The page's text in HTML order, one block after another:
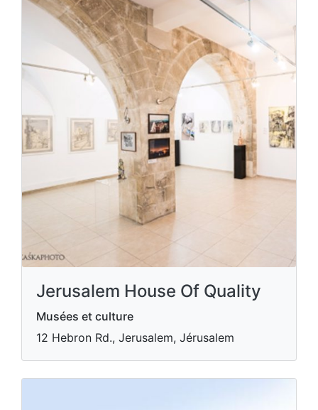
Jerusalem House Of Quality
Musées et culture
12 Hebron Rd., Jerusalem, Jérusalem